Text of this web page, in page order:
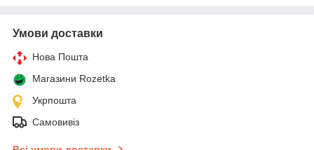
Умови доставки
Нова Пошта
Магазини Rozetka
Укрпошта
Самовивіз